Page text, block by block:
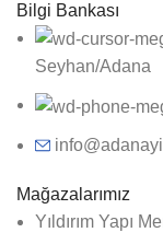
Bilgi Bankası
Seyhan/Adana
Mağazalarımız
Yıldırım Yapı